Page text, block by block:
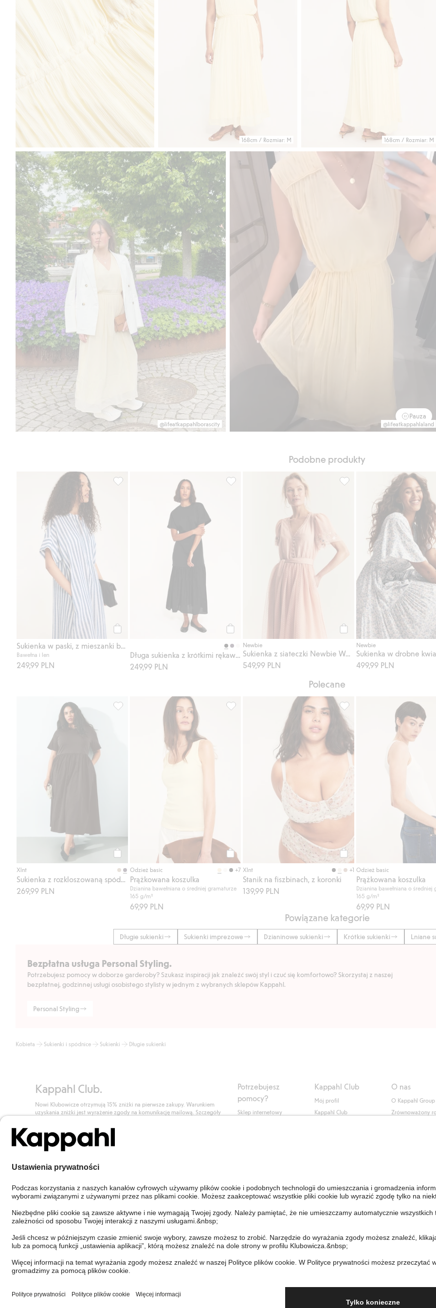
168cm / Rozmiar: M 168cm / Rozmiar: M
@lifeatkappahlborascity
Pauza
@lifeatkappahlaland
Podobne produkty
Bawełna i len
249,99 PLN
Sukienka w paski, z mieszanki bawełny, Dodaj do listy ulubione
249,99 PLN
Długa sukienka z krótkimi rękawami, Dodaj do listy ulubione
Newbie
Sukienka z siateczki Newbie Woman
549,99 PLN
Sukienka z siateczki
Newbie
499,99 PLN
Polecane
Kup
Xlnt
269,99 PLN
Sukienka z rozkloszowaną spódnicą, Dodaj do listy ulubione
Kup
Odzież basic +7
Prążkowana koszulka
Dzianina bawełniana o średniej gramaturze
165 g/m²
69,99 PLN
Prążkowana koszulka, Dodaj do listy ulubione
Kup
Xlnt +1
Stanik na fiszbinach, z koronki
139,99 PLN
Stanik na fiszbinach, z
Odzież basic
Prążkowana koszulka
Dzianina bawełniana o średniej
165 g/m²
69,99 PLN
Powiązane kategorie
Długie sukienki Sukienki imprezowe Dzianinowe sukienki Krótkie sukienki Lniane
Bezpłatna usługa Personal Styling.
Potrzebujesz pomocy w doborze garderoby? Szukasz inspiracji jak znaleźć swój styl i czuć się komfortowo? Skorzystaj z naszej
bezpłatnej, godzinnej usługi osobistego stylisty w jednym z wybranych sklepów Kappahl.
Personal Styling
Kobieta Sukienki i spódnice Sukienki Długie sukienki
Kappahl Club.
Nowi Klubowicze otrzymują 15% zniżki na pierwsze zakupy. Warunkiem
uzyskania zniżki jest wyrażenie zgody na komunikację mailową. Szczegóły
Dołącz do Klubu!
Potrzebujesz
pomocy?
Sklep internetowy
Personal Styling
Odstąp od umowy
Kappahl Club
Mój profil
Kappahl Club
O nas
O Kappahl Group
Zrównoważony
Poland Zmień kraj